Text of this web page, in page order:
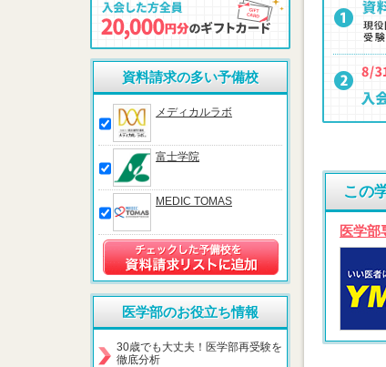
この
医学部
資料請求の多い予備校
メディカルラボ
富士学院
MEDIC TOMAS
医学部のお役立ち情報
30歳でも大丈夫！医学部再受験を
徹底分析